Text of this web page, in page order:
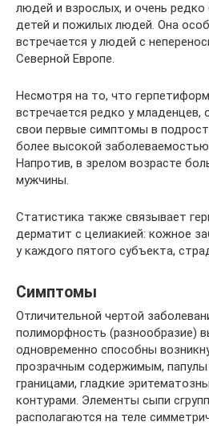
людей и взрослых, и очень
детей и пожилых людей. Она
встречается у людей с
Северной Европе.
Несмотря на то, что
встречается редко у младенцев,
свои первые симптомы в
более высокой
Напротив, в зрелом возрасте
мужчины.
Статистика также связывает
дерматит с целиакией: кожное
у каждого пятого субъекта,
Симптомы
Отличительной чертой
полиморфность (разнообразие)
одновременно способны
прозрачным содержимым,
границами, гладкие
контурами. Элементы сыпи
располагаются на теле